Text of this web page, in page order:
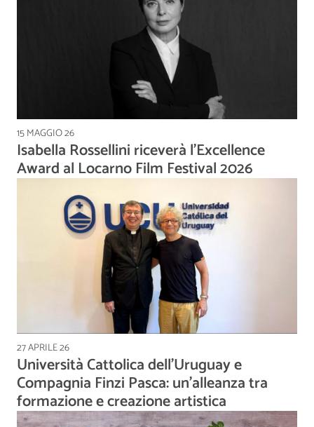
15 MAGGIO 26
Isabella Rossellini riceverà l’Excellence
Award al Locarno Film Festival 2026
27 APRILE 26
Università Cattolica dell’Uruguay e
Compagnia Finzi Pasca: un’alleanza tra
formazione e creazione artistica